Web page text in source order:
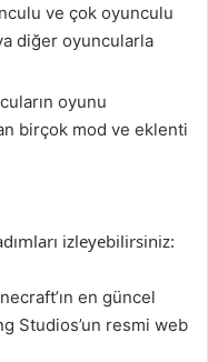
ve çok oyunculu
diğer oyuncularla
oyunu
birçok mod ve eklenti
izleyebilirsiniz:
en güncel
Studios’un resmi web